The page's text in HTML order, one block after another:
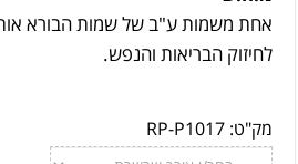
אחת משמות ע"ב של שמות הבורא
לחיזוק הבריאות והנפש.
מק"ט: RP-P1017